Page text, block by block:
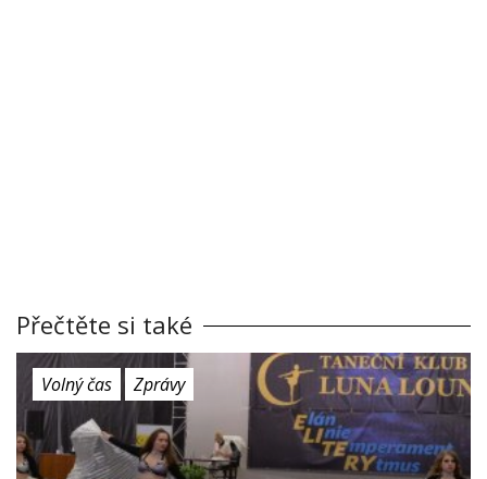
Přečtěte si také
Volný čas Zprávy